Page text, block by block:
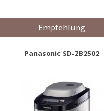
Empfehlung
Panasonic SD-ZB2502